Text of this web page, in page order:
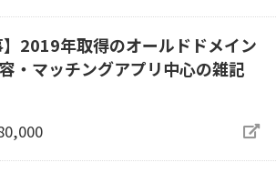
】2019年取得のオールドドメイン
・マッチングアプリ中心の雑記